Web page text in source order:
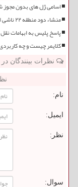
اسامی ژل های بدون
منشاء دود منطقه ۲۲ ناشی از آتش زدن ضایعات بود
پاسخ پلیس به ابهامات
کلایمر چیست و چه
نظرات بینندگان
نام:
ایمیل:
نظر:
سوال: